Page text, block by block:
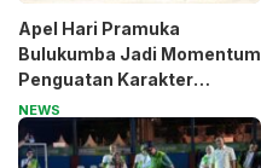
Apel Hari Pramuka
Bulukumba Jadi Momentum
Penguatan Karakter
Generasi Muda
NEWS